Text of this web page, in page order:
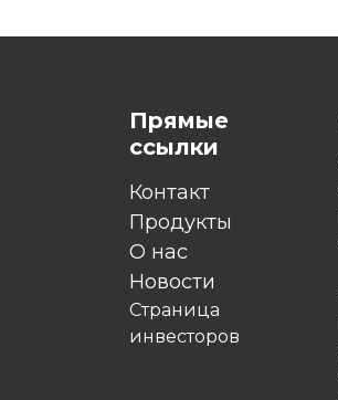
Прямые
ссылки
Контакт
Продукты
O нас
Новости
Страница
инвесторов